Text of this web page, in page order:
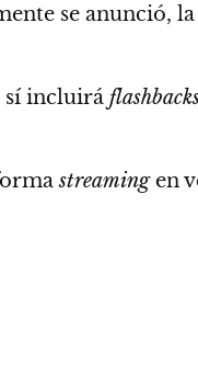
se anunció, la
sí incluirá
streamingen